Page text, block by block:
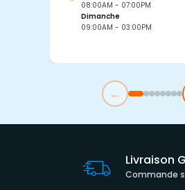
08:00AM - 07:00PM
Dimanche
09:00AM - 03:00PM
←
Livraison
Commande